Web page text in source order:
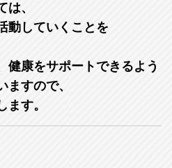
、
動していくことを
健康をサポートできるよう
すので、
す。